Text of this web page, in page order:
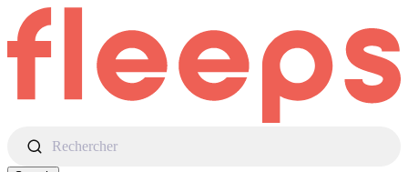
Rechercher